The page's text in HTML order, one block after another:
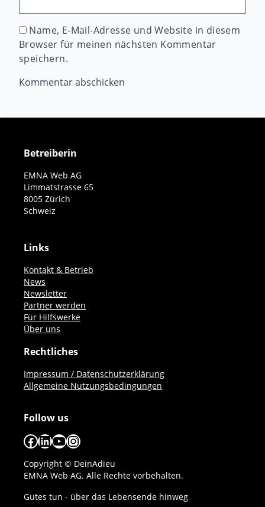
Name, E-Mail-Adresse und Website in diesem
Browser für meinen nächsten Kommentar
speichern.
Betreiberin
EMNA Web AG
Limmatstrasse 65
8005 Zürich
Schweiz
Links
Kontakt & Betrieb
News
Newsletter
Partner werden
Für Hilfswerke
Über uns
Rechtliches
Impressum / Datenschutzerklärung
Allgemeine Nutzungsbedingungen
Follow us
Facebook
LinkedIn
YouTube
Instagram
Copyright © DeinAdieu
EMNA Web AG. Alle Rechte vorbehalten.
Gutes tun - über das Lebensende hinweg